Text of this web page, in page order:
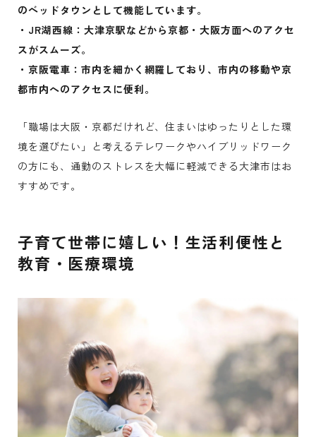
のベッドタウンとして機能しています。
・JR湖西線：大津京駅などから京都・大阪方面へのアクセ
スがスムーズ。
・京阪電車：市内を細かく網羅しており、市内の移動や京
都市内へのアクセスに便利。
「職場は大阪・京都だけれど、住まいはゆったりとした環
境を選びたい」と考えるテレワークやハイブリッドワーク
の方にも、通勤のストレスを大幅に軽減できる大津市はお
すすめです。
子育て世帯に嬉しい！生活利便性と
教育・医療環境